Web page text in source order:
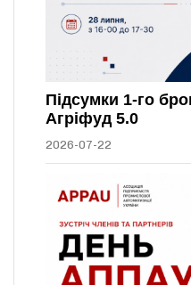
Підсумки 1-го
Агріфуд 5.0
2026-07-22